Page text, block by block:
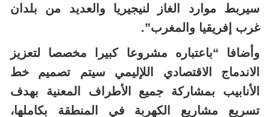
غرب إفريقيا والمغرب”.
وأضافا “باعتباره مشروعا كبيرا مخصصا لتعزيز
الاندماج الاقتصادي اللإليمي سيتم تصميم خط
الأنابيب بمشاركة جميع الأطراف المعنية بهدف
تسريع مشاريع الكهربة في المنطقة بكاملها،
مشكلا بذلك أساسا لإحداث سوق إقليمية تنافسية